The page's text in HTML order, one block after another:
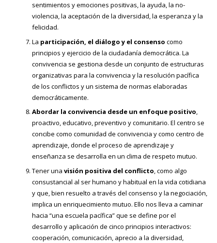
sentimientos y emociones positivas, la ayuda, la no-
violencia, la aceptación de la diversidad, la esperanza y la
felicidad.
La participación, el diálogo y el consenso como
principios y ejercicio de la ciudadanía democrática. La
convivencia se gestiona desde un conjunto de estructuras
organizativas para la convivencia y la resolución pacífica
de los conflictos y un sistema de normas elaboradas
democráticamente.
Abordar la convivencia desde un enfoque positivo,
proactivo, educativo, preventivo y comunitario. El centro se
concibe como comunidad de convivencia y como centro de
aprendizaje, donde el proceso de aprendizaje y
enseñanza se desarrolla en un clima de respeto mutuo.
Tener una visión positiva del conflicto, como algo
consustancial al ser humano y habitual en la vida cotidiana
y que, bien resuelto a través del consenso y la negociación,
implica un enriquecimiento mutuo. Ello nos lleva a caminar
hacia “una escuela pacífica” que se define por el
desarrollo y aplicación de cinco principios interactivos:
cooperación, comunicación, aprecio a la diversidad,